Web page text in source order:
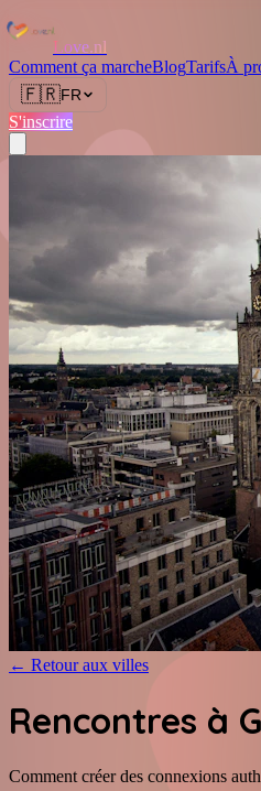
Love.nl
Comment ça marcheBlogTarifsÀ
🇫🇷FR
S'inscrire
← Retour aux villes
Rencontres à
Comment créer des connexions